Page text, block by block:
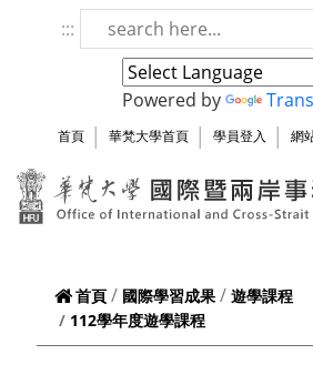
跳到頁面主要內容區
:::
Powered by
首頁 華梵大學首頁 學員登入 網
首頁 國際學習成果
遊學課程
112學年度遊學課程